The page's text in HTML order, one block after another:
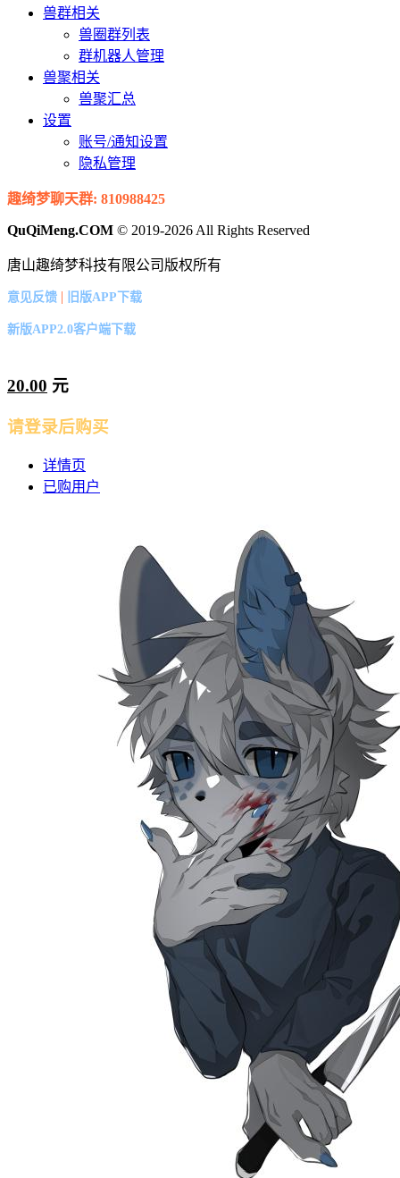
兽群相关
兽圈群列表
群机器人管理
兽聚相关
兽聚汇总
设置
账号/通知设置
隐私管理
趣绮梦聊天群: 810988425
QuQiMeng.COM © 2019-2026 All Rights Reserved
唐山趣绮梦科技有限公司版权所有
意见反馈 | 旧版APP下载
新版APP2.0客户端下载
20.00 元
请登录后购买
详情页
已购用户